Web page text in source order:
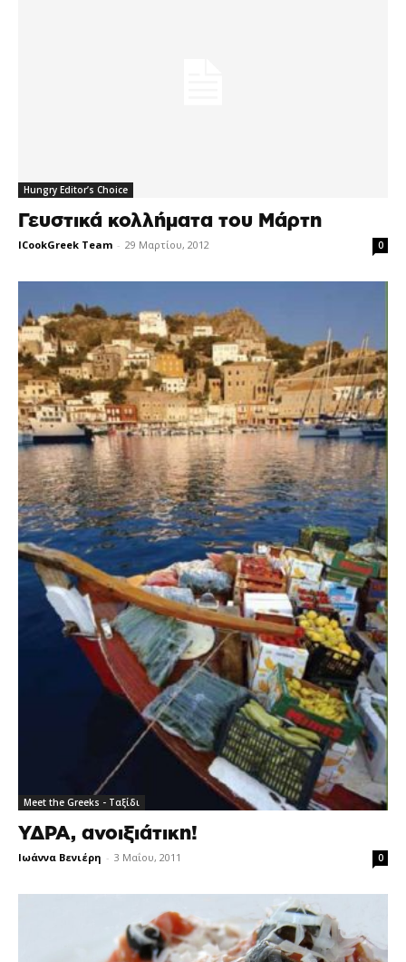
Hungry Editor’s Choice
Γευστικά κολλήματα του Μάρτη
ICookGreek Team - 29 Μαρτίου, 2012 0
Meet the Greeks - Ταξίδι
ΥΔΡΑ, ανοιξιάτικη!
Ιωάννα Βενιέρη - 3 Μαΐου, 2011 0